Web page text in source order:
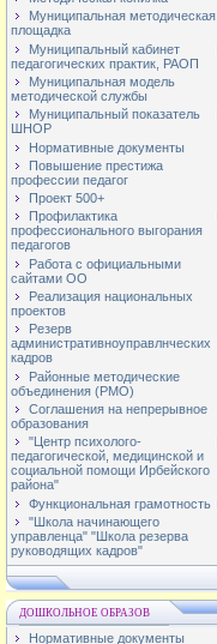
Муниципальная методическая
площадка
Муниципальный кабинет
педагогических практик, РАОП
Муниципальная модель
методической службы
Муниципальный показатель
ШНОР
Нормативные документы
Повышение престижа
профессии педагог
Проект 500+
Профилактика
профессионального выгорания
педагогов
Работа с официальными
сайтами ОО
Реализация национальных
проектов
Резерв
административноуправлнческих
кадров
Районные методические
объединения (РМО)
Соглашения на непрерывное
образования
"Центр психолого-
педагогической, медицинской и
социальной помощи Ирбейского
района"
Функциональная грамотность
"Школа начинающего
управленца" "Школа резерва
руководящих кадров"
ДОШКОЛЬНОЕ ОБРАЗОВ
Нормативные документы